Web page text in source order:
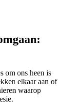
om ons heen is
elkaar aan of
waarop